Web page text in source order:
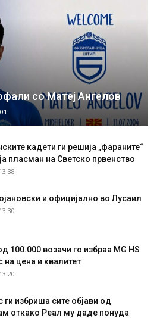
со Матеј Ангелов
кадети ги решија „фараните“
пласман на Светско првенство
и официјално во Лусаил
100.000 возачи го избраа MG HS
на цена и квалитет
ги избриша сите објави од
откако Реал му даде понуда